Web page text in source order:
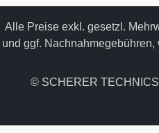
Alle Preise exkl. gesetzl.
und ggf.
© SCHERER